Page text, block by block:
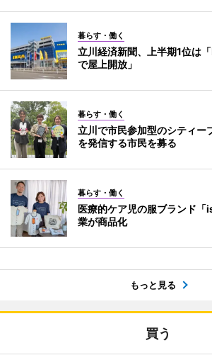
暮らす・働く
立川経済新聞、上半期1位は
で屋上開放」
暮らす・働く
立川で市民参加型のシティ
を発信する市民を募る
暮らす・働く
医療的ケア児の服ブランド
業が商品化
もっと見る
買う